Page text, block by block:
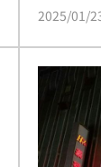
然而，消
2025/01/